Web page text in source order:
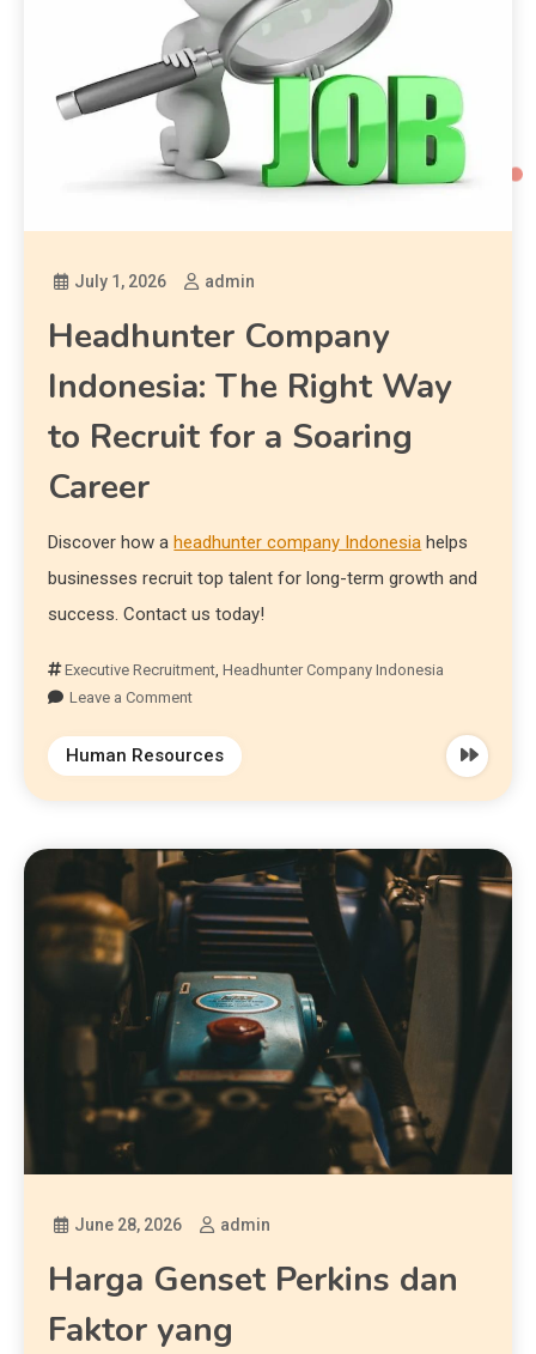
July 1, 2026 admin
Headhunter Company
Indonesia: The Right Way
to Recruit for a Soaring
Career
Discover how aheadhunter company Indonesia helps
businesses recruit top talent for long-term growth and
success. Contact us today!
Executive Recruitment,Headhunter Company Indonesia
Leave a Comment
Human Resources
June 28, 2026 admin
Harga Genset Perkins dan
Faktor yang